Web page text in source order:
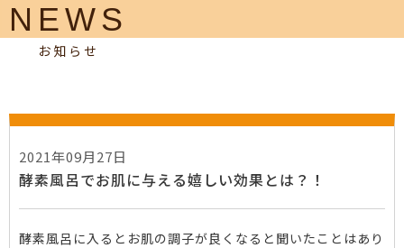
NEWS
お知らせ
2021年09月27日
酵素風呂でお肌に与える嬉しい効果とは？！
酵素風呂に入るとお肌の調子が良くなると聞いたことはあり